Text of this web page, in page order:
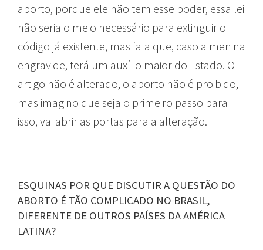
aborto, porque ele não tem esse poder, essa lei
não seria o meio necessário para extinguir o
código já existente, mas fala que, caso a menina
engravide, terá um auxílio maior do Estado. O
artigo não é alterado, o aborto não é proibido,
mas imagino que seja o primeiro passo para
isso, vai abrir as portas para a alteração.
ESQUINAS POR QUE DISCUTIR A QUESTÃO DO
ABORTO É TÃO COMPLICADO NO BRASIL,
DIFERENTE DE OUTROS PAÍSES DA AMÉRICA
LATINA?